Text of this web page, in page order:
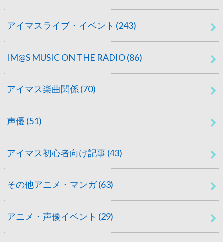
アイマスライブ・イベント (243)
IM@S MUSIC ON THE RADIO(86)
アイマス楽曲関係 (70)
声優 (51)
アイマス初心者向け記事(43)
その他アニメ・マンガ(63)
アニメ・声優イベント (29)